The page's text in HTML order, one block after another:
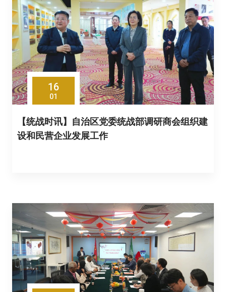
16
01
【统战时讯】自治区党委统战部调研商会组织建
设和民营企业发展工作